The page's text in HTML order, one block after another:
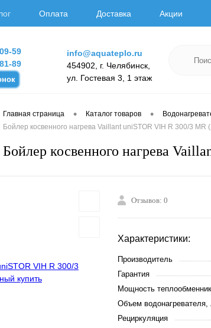
Оплата Доставка Акции
59
89
info@aquateplo.ru
454902, г. Челябинск,
ул. Гостевая 3, 1 этаж
Главная страница • Каталог товаров •
Бойлер косвенного нагрева Vaillant uniSTOR VIH R 300/3
Бойлер косвенного нагрева
Отзывов: 0
Характеристики:
Производитель
Гарантия
Мощность
Объем водонагревателя,
Рециркуляция